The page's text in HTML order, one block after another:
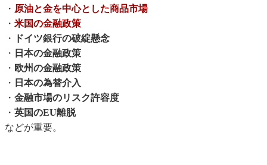
・ 原油と金を中心とした商品市場
・ 米国の金融政策
・
ドイツ銀行の破綻懸念
・ 日本の金融政策
・ 欧州の金融政策
・ 日本の為替介入
・ 金融市場のリスク許容度
・ 英国のEU離脱
などが重要。